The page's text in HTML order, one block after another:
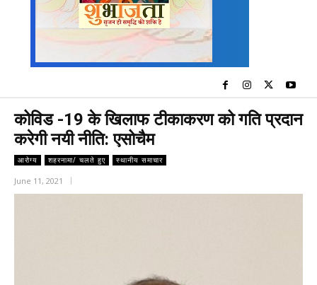
कोविड -19 के खिलाफ टीकाकरण को गति प्रदान
करेगी नयी नीति: एसोचैम
आरोग्य शहरनामा/ चलते हुए स्थानीय समाचार
June 11, 2021